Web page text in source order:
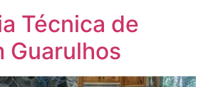
Técnica de
Guarulhos